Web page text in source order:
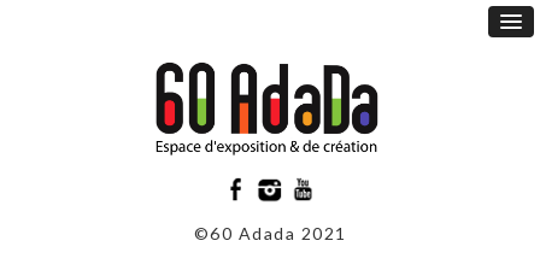
©60 Adada 2021